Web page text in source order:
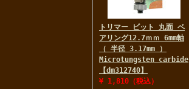
トリマー ビット 丸面 ベ
アリング12.7ｍｍ 6mm軸
（ 半径 3.17mm ）
Microtungsten carbide
【dm312740】
¥ 1,810（税込）